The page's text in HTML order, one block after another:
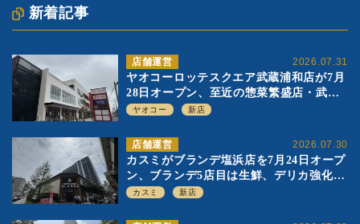
新着記事
2026.07.31
店舗運営
ヤオコーロッテスクエア武蔵浦和店が7月
28日オープン、至近の惣菜繁盛店・武蔵
浦和店とは生鮮強化、ですみ分け
ヤオコー 新店
2026.07.30
店舗運営
カスミがブランデ塩浜店を7月24日オープ
ン、ブランデ5店目は生鮮、デリカ強化の
一方で通常店の要素も取り入れ
カスミ 新店